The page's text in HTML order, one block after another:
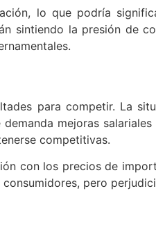
lo que podría
sintiendo la presión de
para competir. La
mejoras
competitivas.
con los precios de
pero